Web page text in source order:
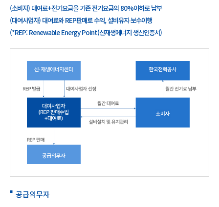
(소비자) 대여료+전기요금을 기존 전기요금의 80%이하로 납부
(대여사업자) 대여료와 REP판매로 수익, 설비유지∙보수이행
(*REP: Renewable Energy Point(신재생에너지 생산인증서)
공급의무자